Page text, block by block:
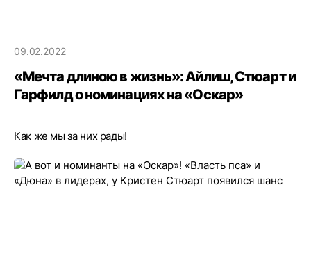
09.02.2022
«Мечта длиною в жизнь»: Айлиш, Стюарт и
Гарфилд о номинациях на «Оскар»
Как же мы за них рады!